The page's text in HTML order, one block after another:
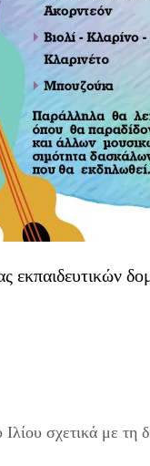
εκπαιδευτικών